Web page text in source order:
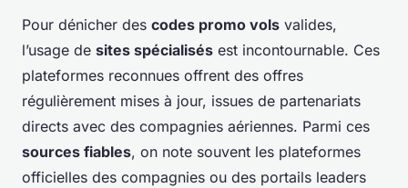
Pour dénicher des codes promo vols valides,
l’usage de sites spécialisés est incontournable. Ces
plateformes reconnues offrent des offres
régulièrement mises à jour, issues de partenariats
directs avec des compagnies aériennes. Parmi ces
sources fiables, on note souvent les plateformes
officielles des compagnies ou des portails leaders